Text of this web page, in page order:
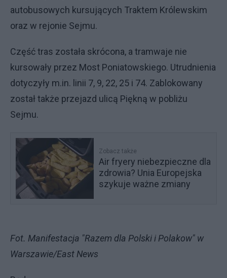
autobusowych kursujących Traktem Królewskim
oraz w rejonie Sejmu.
Część tras została skrócona, a tramwaje nie
kursowały przez Most Poniatowskiego. Utrudnienia
dotyczyły m.in. linii 7, 9, 22, 25 i 74. Zablokowany
został także przejazd ulicą Piękną w pobliżu
Sejmu.
Zobacz także
Air fryery niebezpieczne dla
zdrowia? Unia Europejska
szykuje ważne zmiany
Fot. Manifestacja "Razem dla Polski i Polakow" w
Warszawie/East News